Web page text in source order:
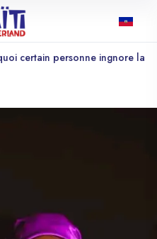
certain personne ingnore la